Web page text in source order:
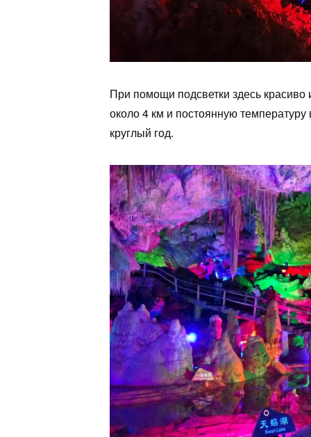
При помощи подсветки здесь
около 4 км и постоянную
круглый год.